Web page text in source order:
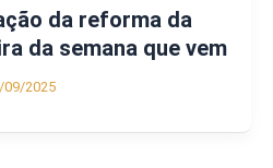
da reforma da
da semana que vem
09/2025